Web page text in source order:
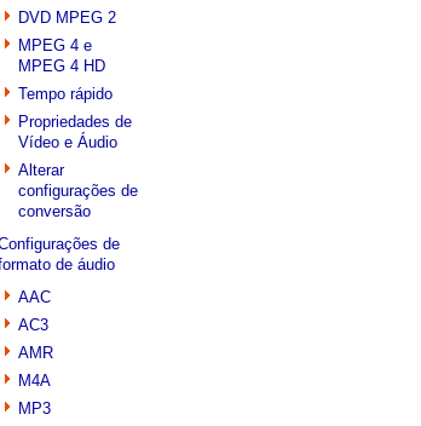
DVD MPEG 2
MPEG 4 e
MPEG 4 HD
Tempo rápido
Propriedades de
Vídeo e Áudio
Alterar
configurações de
conversão
de
de áudio
AAC
AC3
AMR
M4A
MP3